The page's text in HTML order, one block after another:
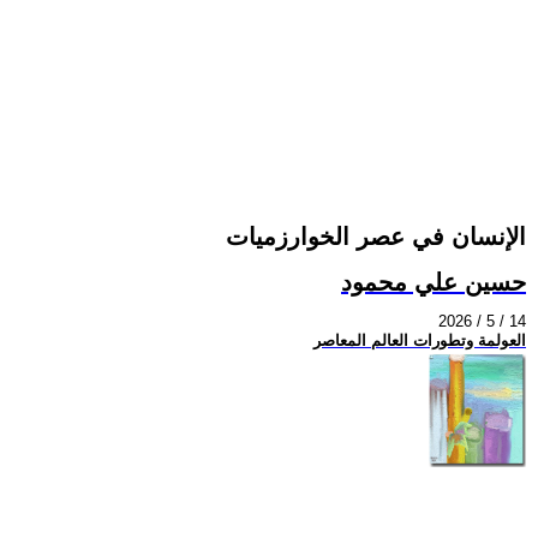
الإنسان في عصر الخوارزميات
حسين علي محمود
2026 / 5 / 14
العولمة وتطورات العالم المعاصر